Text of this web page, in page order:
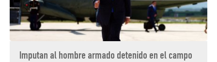
Imputan al hombre armado detenido en el campo